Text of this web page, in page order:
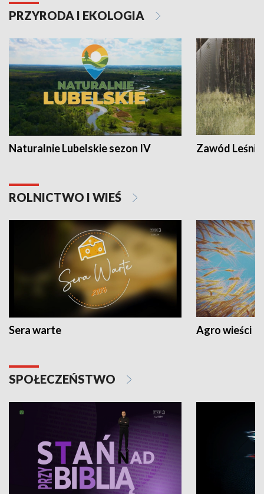
PRZYRODA I EKOLOGIA
Naturalnie Lubelskie sezon IV Zawód Leśnik
ROLNICTWO I WIEŚ
Sera warte Agro wieści
SPOŁECZEŃSTWO